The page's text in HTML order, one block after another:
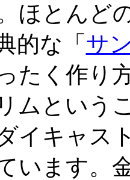
ほとんど
的な「 サ
たく作り
ムという
イキャス
います。